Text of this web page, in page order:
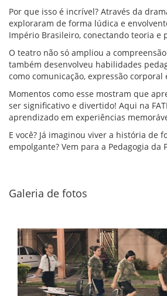
Por que isso é incrível? Através da
exploraram de forma lúdica e
Império Brasileiro, conectando teoria e
O teatro não só ampliou a
também desenvolveu habilidades
como comunicação, expressão corporal
Momentos como esse mostram que
ser significativo e divertido! Aqui na
aprendizado em experiências
E você? Já imaginou viver a história de
empolgante? Vem para a Pedagogia da
Galeria de fotos